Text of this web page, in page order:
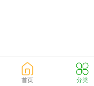
首页 分类